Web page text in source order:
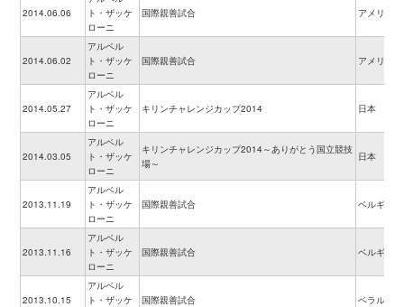
2014.06.06
ト・ザッケ
ローニ
国際親善試合 アメリカ
2014.06.02
アルベル
ト・ザッケ
ローニ
国際親善試合 アメリカ
2014.05.27
アルベル
ト・ザッケ
ローニ
キリンチャレンジカップ2014 日本
2014.03.05
アルベル
ト・ザッケ
ローニ
キリンチャレンジカップ2014～ありがとう国立競技
場～
日本
2013.11.19
アルベル
ト・ザッケ
ローニ
国際親善試合 ベルギー
2013.11.16
アルベル
ト・ザッケ
ローニ
国際親善試合 ベルギー
2013.10.15
アルベル
ト・ザッケ
国際親善試合 ベラルーシ